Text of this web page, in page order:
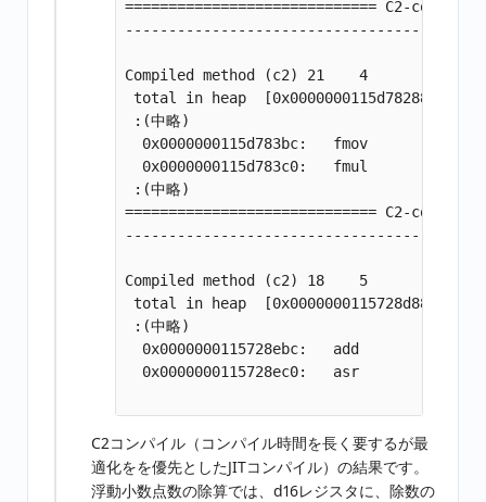
============================= C2-
-----------------------------------
Compiled method (c2) 21    4
total in heap
:(中略)
0x0000000115d783bc:   fmov        d16,
0x0000000115d783c0:   fmul        d0,
:(中略)
============================= C2-
-----------------------------------
Compiled method (c2) 18    5
total in heap
:(中略)
0x0000000115728ebc:   add        w10,
0x0000000115728ec0:   asr        w0,
C2コンパイル（コンパイル時間を長く要するが最
適化をを優先としたJITコンパイル）の結果です。
浮動小数点数の除算では、d16レジスタに、除数の